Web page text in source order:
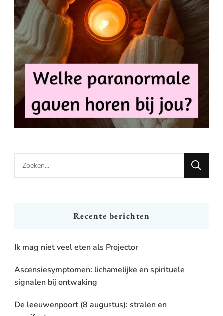
Looking
for
Recente berichten
Ik mag niet veel eten als Projector
Ascensiesymptomen: lichamelijke en spirituele
signalen bij ontwaking
De leeuwenpoort (8 augustus): stralen en